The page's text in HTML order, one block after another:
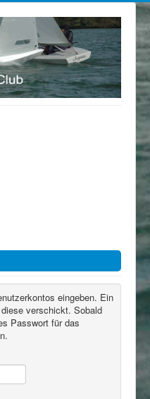
eingeben. Ein
verschickt. Sobald
Passwort für das